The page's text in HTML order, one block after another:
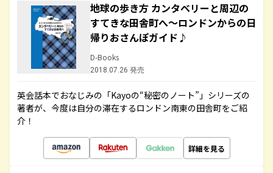
地球の歩き方 カンタベリーと周辺の
すてきな田舎町へ～ロンドンからの日
帰りおさんぽガイド♪
D-Books
2018.07.26 発売
英会話本でおなじみの「Kayoの“秘密のノート”」シリーズの
著者が、今度は自分の滞在するロンドン南東の田舎町をご紹
介！
詳細を見る